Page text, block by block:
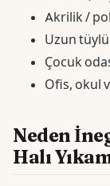
Akrilik /
Uzun
Çocuk
Ofis, okul
Neden
Halı